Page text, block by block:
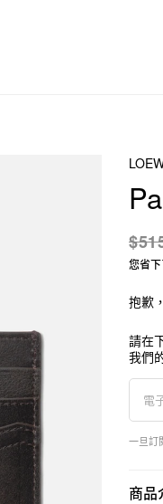
您省
抱歉
請在
我們
一旦訂
商品